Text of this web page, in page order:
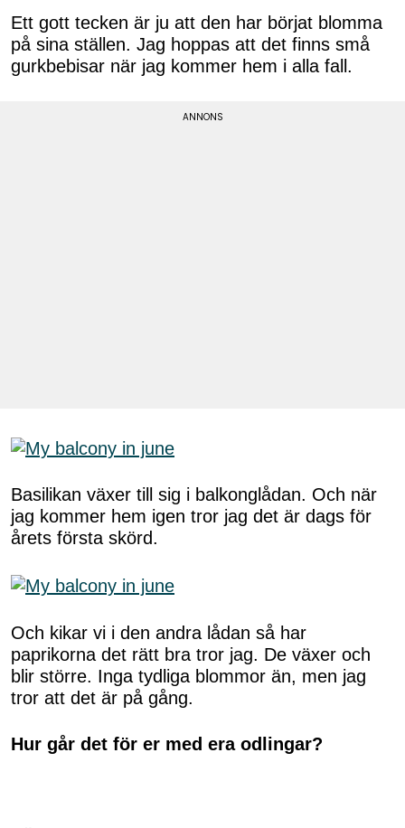
Ett gott tecken är ju att den har börjat blomma
på sina ställen. Jag hoppas att det finns små
gurkbebisar när jag kommer hem i alla fall.
Basilikan växer till sig i balkonglådan. Och när
jag kommer hem igen tror jag det är dags för
årets första skörd.
Och kikar vi i den andra lådan så har
paprikorna det rätt bra tror jag. De växer och
blir större. Inga tydliga blommor än, men jag
tror att det är på gång.
Hur går det för er med era odlingar?